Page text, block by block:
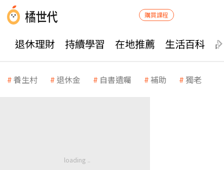
購買課程
退休理財 持續學習 在地推薦 生活百科
養生村 退休金 自書遺囑 補助 獨老